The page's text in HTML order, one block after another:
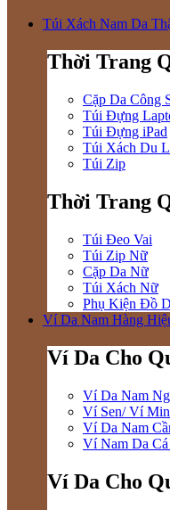
Túi Xách Nam Da
Thời Trang
Cặp Da Công
Túi Đựng
Túi Đựng iPad
Túi Xách Du
Túi Zip
Thời Trang
Túi Đeo Vai
Túi Zip Nữ
Cặp Da Nữ
Túi Xách Nữ
Phụ Kiện Đồ
Ví Da Nam Hàng
Ví Da Cho
Ví Da Nam
Ví Sen/ Ví
Ví Da Nam
Ví Nam Da Cá
Ví Da Cho